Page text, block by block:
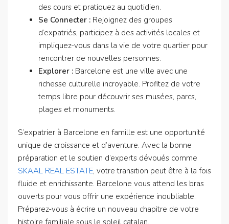
des cours et pratiquez au quotidien.
Se Connecter : Rejoignez des groupes
d’expatriés, participez à des activités locales et
impliquez-vous dans la vie de votre quartier pour
rencontrer de nouvelles personnes.
Explorer : Barcelone est une ville avec une
richesse culturelle incroyable. Profitez de votre
temps libre pour découvrir ses musées, parcs,
plages et monuments.
S’expatrier à Barcelone en famille est une opportunité
unique de croissance et d’aventure. Avec la bonne
préparation et le soutien d’experts dévoués comme
SKAAL REAL ESTATE, votre transition peut être à la fois
fluide et enrichissante. Barcelone vous attend les bras
ouverts pour vous offrir une expérience inoubliable.
Préparez-vous à écrire un nouveau chapitre de votre
histoire familiale sous le soleil catalan.